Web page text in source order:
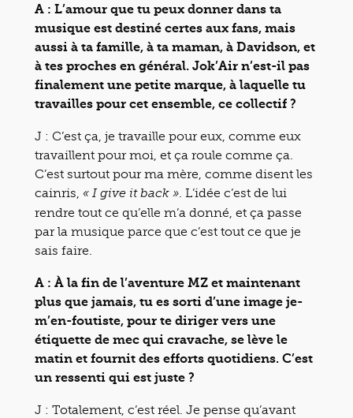
A : L’amour que tu peux donner dans ta
musique est destiné certes aux fans, mais
aussi à ta famille, à ta maman, à Davidson, et
à tes proches en général. Jok’Air n’est-il pas
finalement une petite marque, à laquelle tu
travailles pour cet ensemble, ce collectif ?
J : C’est ça, je travaille pour eux, comme eux
travaillent pour moi, et ça roule comme ça.
C’est surtout pour ma mère, comme disent les
cainris,
« I give it back » . L’idée c’est de lui
rendre tout ce qu’elle m’a donné, et ça passe
par la musique parce que c’est tout ce que je
sais faire.
A : À la fin de l’aventure MZ et maintenant
plus que jamais, tu es sorti d’une image je-
m’en-foutiste, pour te diriger vers une
étiquette de mec qui cravache, se lève le
matin et fournit des efforts quotidiens. C’est
un ressenti qui est juste ?
J : Totalement, c’est réel. Je pense qu’avant